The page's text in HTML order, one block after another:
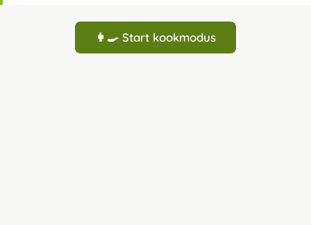
👩‍🍳 Start kookmodus